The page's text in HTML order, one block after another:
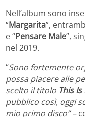
Nell’album sono
“Margarita”,
e “Pensare Male”,
nel 2019.
“Sono fortemente
possa piacere alle
scelto il titolo This Is
pubblico così, oggi
mio primo disco” –